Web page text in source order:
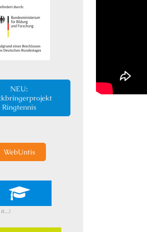
NEU:
Ringtennis
WebUntis